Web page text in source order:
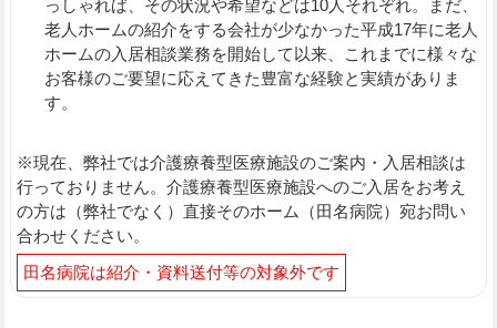
っしゃれば、その状況や希望などは10人それぞれ。まだ、
老人ホームの紹介をする会社が少なかった平成17年に老人
ホームの入居相談業務を開始して以来、これまでに様々な
お客様のご要望に応えてきた豊富な経験と実績がありま
す。
※現在、弊社では介護療養型医療施設のご案内・入居相談は
行っておりません。介護療養型医療施設へのご入居をお考え
の方は（弊社でなく）直接そのホーム（田名病院）宛お問い
合わせください。
田名病院は紹介・資料送付等の対象外です